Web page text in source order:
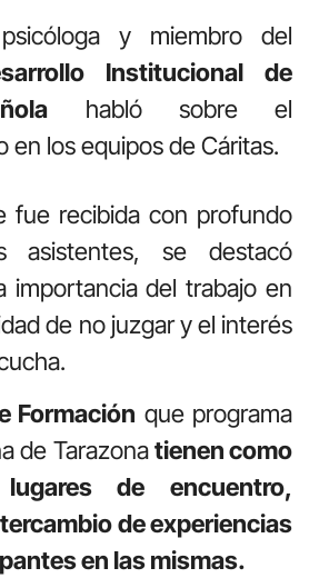
y miembro del
Institucional de
habló sobre el
en los equipos de Cáritas.
fue recibida con profundo
asistentes, se destacó
importancia del trabajo en
de no juzgar y el interés
Formación que programa
de Tarazonatienen como
de encuentro,
de experiencias
en las mismas.